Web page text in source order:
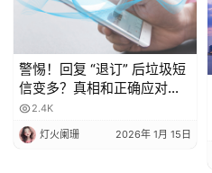
警惕！回复 “退订” 后垃圾短
信变多？真相和正确应对方
法都在这
2.4K
灯火阑珊 2026年 1月 15日